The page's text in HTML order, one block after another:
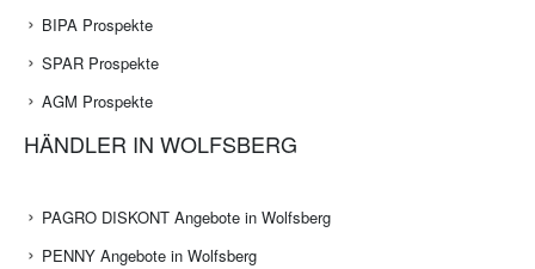
BIPA Prospekte
SPAR Prospekte
AGM Prospekte
HÄNDLER IN WOLFSBERG
PAGRO DISKONT Angebote in Wolfsberg
PENNY Angebote in Wolfsberg